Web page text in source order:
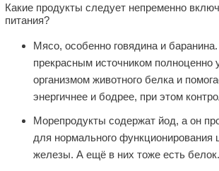
Какие продукты следует непременно
питания?
Мясо, особенно говядина и
прекрасным источником полноценно
организмом животного белка и
энергичнее и бодрее, при этом
Морепродукты содержат йод, а он
для нормального функционирования
железы. А ещё в них тоже есть белок.